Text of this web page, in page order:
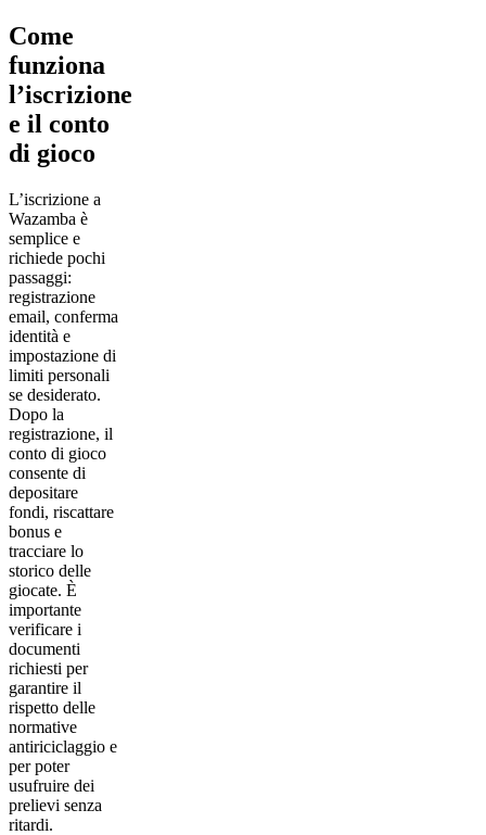
Come
funziona
l’iscrizione
e il conto
di gioco
L’iscrizione a
Wazamba è
semplice e
richiede pochi
passaggi:
registrazione
email, conferma
identità e
impostazione di
limiti personali
se desiderato.
Dopo la
registrazione, il
conto di gioco
consente di
depositare
fondi, riscattare
bonus e
tracciare lo
storico delle
giocate. È
importante
verificare i
documenti
richiesti per
garantire il
rispetto delle
normative
antiriciclaggio e
per poter
usufruire dei
prelievi senza
ritardi.